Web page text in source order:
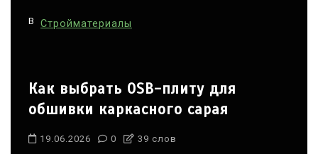
В Стройматериалы
Как выбрать OSB-плиту для
обшивки каркасного сарая
19.06.2026 0 39 слов